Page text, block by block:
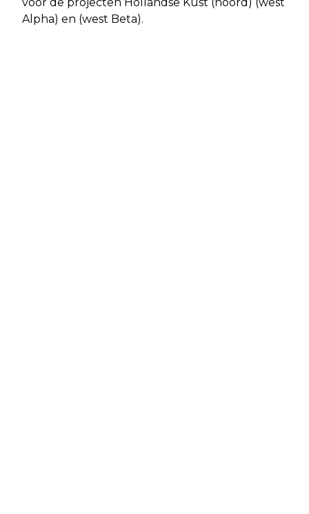
voor de projecten Hollandse Kust (noord) (west
Alpha) en (west Beta).